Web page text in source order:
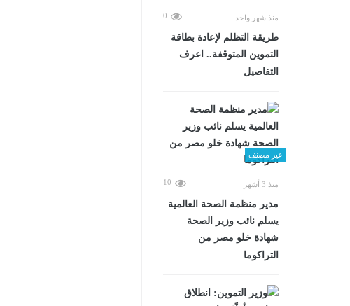
منذ شهر واحد 0
طريقة التظلم لإعادة بطاقة
التموين المتوقفة.. اعرف
التفاصيل
غير مصنف
منذ 3 أشهر 10
مدير منظمة الصحة العالمية
يسلم نائب وزير الصحة
شهادة خلو مصر من
التراكوما